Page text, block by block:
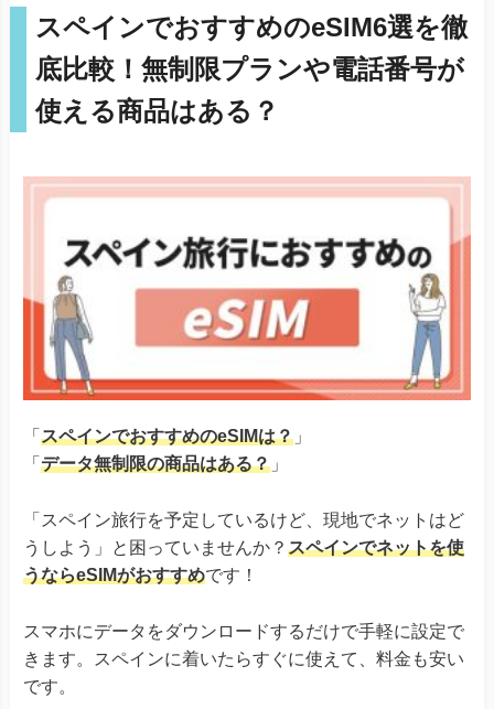
スペインでおすすめのeSIM6選を徹
底比較！無制限プランや電話番号が
使える商品はある？
「 スペインでおすすめのeSIMは？ 」
「 データ無制限の商品はある？ 」
「スペイン旅行を予定しているけど、現地でネットはど
うしよう」と困っていませんか？ スペインでネットを使
うならeSIMがおすすめです！
スマホにデータをダウンロードするだけで手軽に設定で
きます。スペインに着いたらすぐに使えて、料金も安い
です。